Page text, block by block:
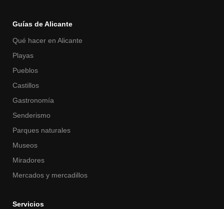
Guías de Alicante
Qué hacer en Alicante
Playas
Pueblos
Castillos
Gastronomía
Senderismo
Parques naturales
Museos
Miradores
Mercados y mercadillos
Servicios